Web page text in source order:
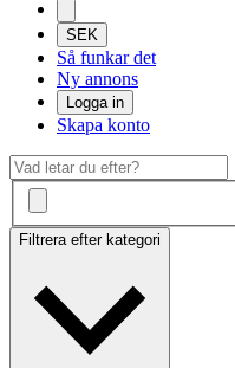
SEK
Så funkar det
Ny annons
Logga in
Skapa konto
Filtrera efter kategori